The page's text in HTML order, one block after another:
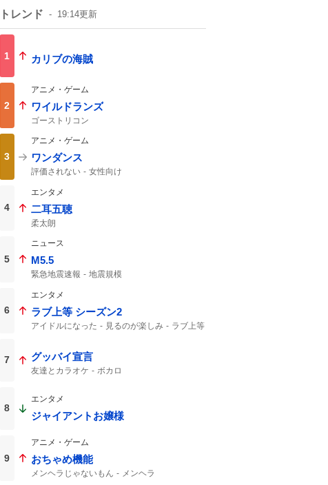
トレンド 19:14更新
1 カリブの海賊
2
アニメ・ゲーム
ワイルドランズ
ゴーストリコン
3
アニメ・ゲーム
ワンダンス
評価されない 女性向け
4
エンタメ
二耳五聴
柔太朗
5
ニュース
M5.5
緊急地震速報 地震規模
6
エンタメ
ラブ上等 シーズン2
アイドルになった 見るのが楽しみ ラブ上等
7 グッバイ宣言
友達とカラオケ ボカロ
8
エンタメ
ジャイアントお嬢様
9
アニメ・ゲーム
おちゃめ機能
メンヘラじゃないもん メンヘラ